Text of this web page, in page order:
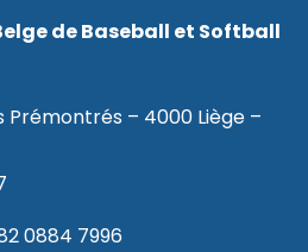
de Baseball et Softball
Prémontrés – 4000 Liège –
0884 7996